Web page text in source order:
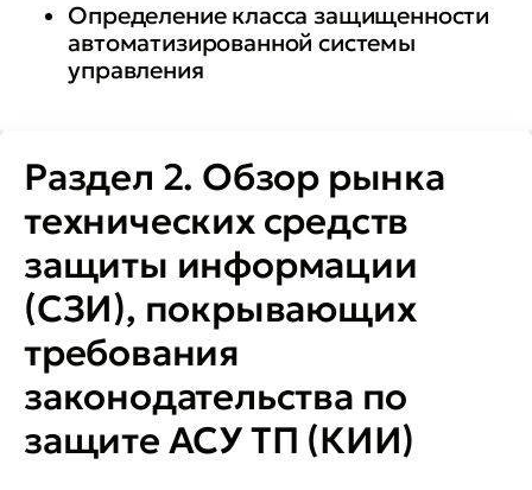
Определение класса защищенности
автоматизированной системы
управления
Раздел 2. Обзор рынка
технических средств
защиты информации
(СЗИ), покрывающих
требования
законодательства по
защите АСУ ТП (КИИ)